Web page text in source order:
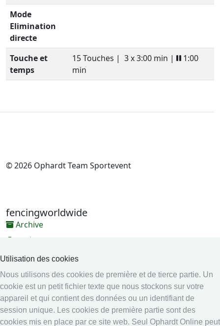
Utilisation des cookies
Nous utilisons des cookies de première et de tierce partie. Un
cookie est un petit fichier texte que nous stockons sur votre
appareil et qui contient des données ou un identifiant de
session unique. Les cookies de première partie sont des
cookies mis en place par ce site web. Seul Ophardt Online peut
Mode
Elimination
directe
Touche et
temps
15 Touches | 3 x 3:00 min |
1:00
min
© 2026 Ophardt Team Sportevent
fencingworldwide
Archive
Vidéos
Médias
Système en ligne
Système en ligne
Calendrier
Classement